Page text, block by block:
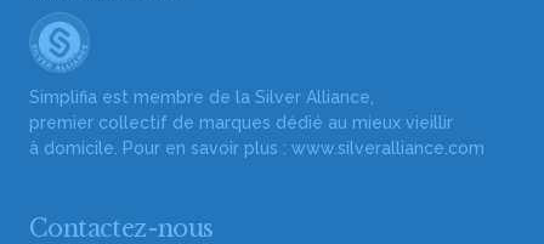
Simplifia est membre de la Silver Alliance,
premier collectif de marques dédié au mieux vieillir
à domicile. Pour en savoir plus : www.silveralliance.com
Contactez-nous